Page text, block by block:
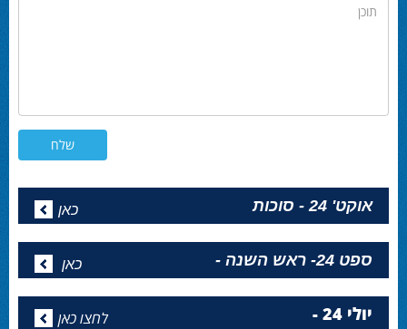
תוכן
אוקט' 24 - סוכות כאן
ספט 24- ראש השנה - כאן
יולי 24 - לחצו כאן